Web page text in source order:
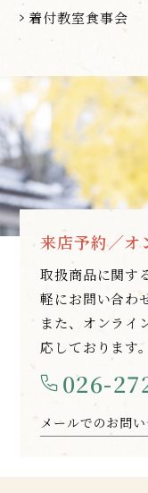
着付教室食事会
来店予約／オ
取扱商品に関す
軽にお問い合わ
また、オンライ
応しております。
026-
メールでのお問